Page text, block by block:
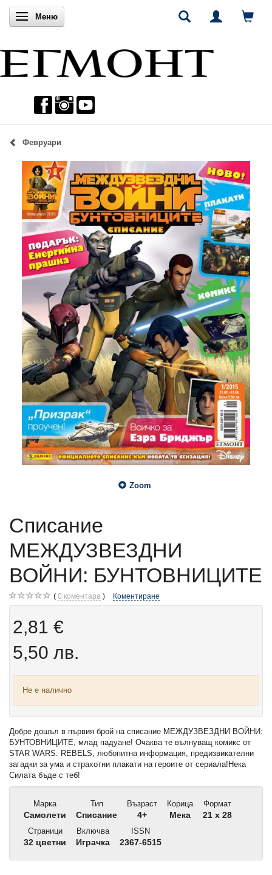
Включи навигацията
Меню
Февруари
Zoom
Списание
МЕЖДУЗВЕЗДНИ
ВОЙНИ: БУНТОВНИЦИТЕ
0 коментара Коментиране
2,81 €
5,50 лв.
Не е налично
Добре дошъл в първия брой на списание МЕЖДУЗВЕЗДНИ ВОЙНИ:
БУНТОВНИЦИТЕ, млад падуане! Очаква те вълнуващ комикс от
STAR WARS: REBELS, любопитна информация, предизвикателни
загадки за ума и страхотни плакати на героите от сериала!Нека
Силата бъде с теб!
Марка
Самолети
Тип
Списание
Възраст
4+
Корица
Мека
Формат
21 x 28
Страници
32 цветни
Включва
Играчка
ISSN
2367-6515